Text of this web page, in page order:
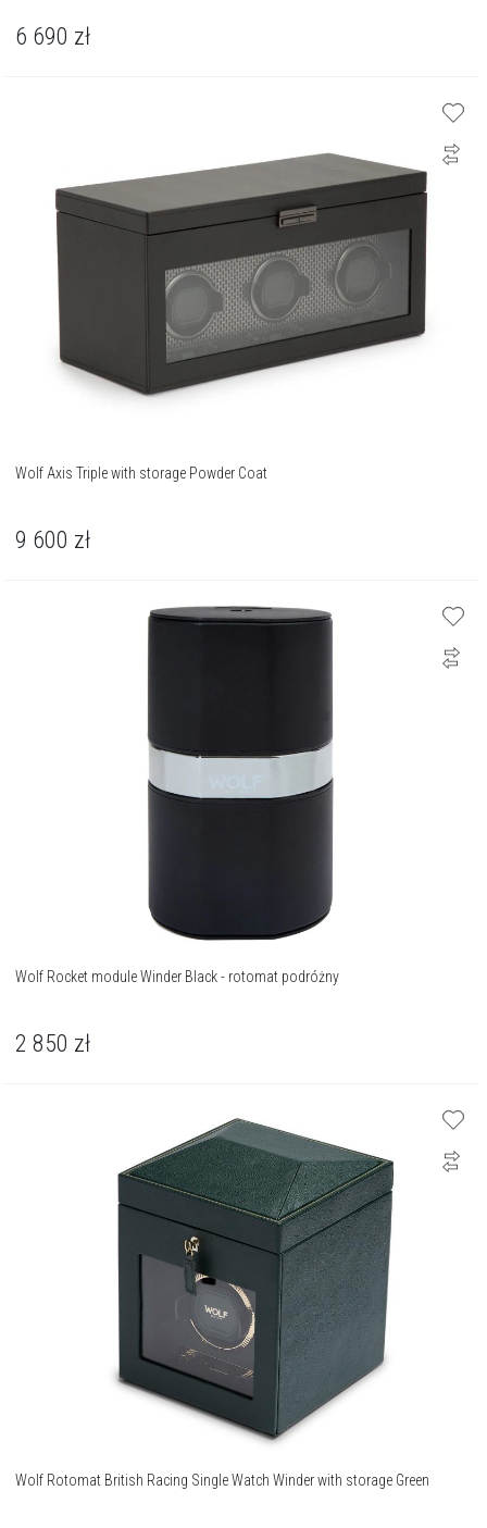
6 690 zł
Wolf Axis Triple with storage Powder Coat
9 600 zł
Wolf Rocket module Winder Black - rotomat podróżny
2 850 zł
Wolf Rotomat British Racing Single Watch Winder with storage Green